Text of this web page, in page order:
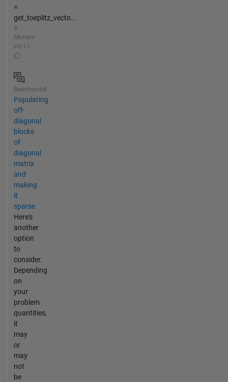
=
get_toeplitz_vecto...
9
Monate
vor | 1
Beantwortet
Populating
off-
diagonal
blocks
of
diagonal
matrix
and
making
it
sparse
Here's
another
option
to
consider.
Depending
on
your
problem
quantities,
it
may
or
may
not
be